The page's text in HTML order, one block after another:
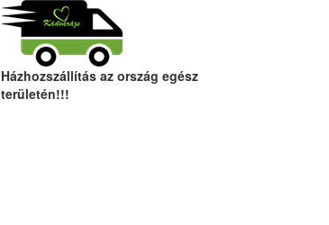
Házhozszállítás az ország egész
területén!!!